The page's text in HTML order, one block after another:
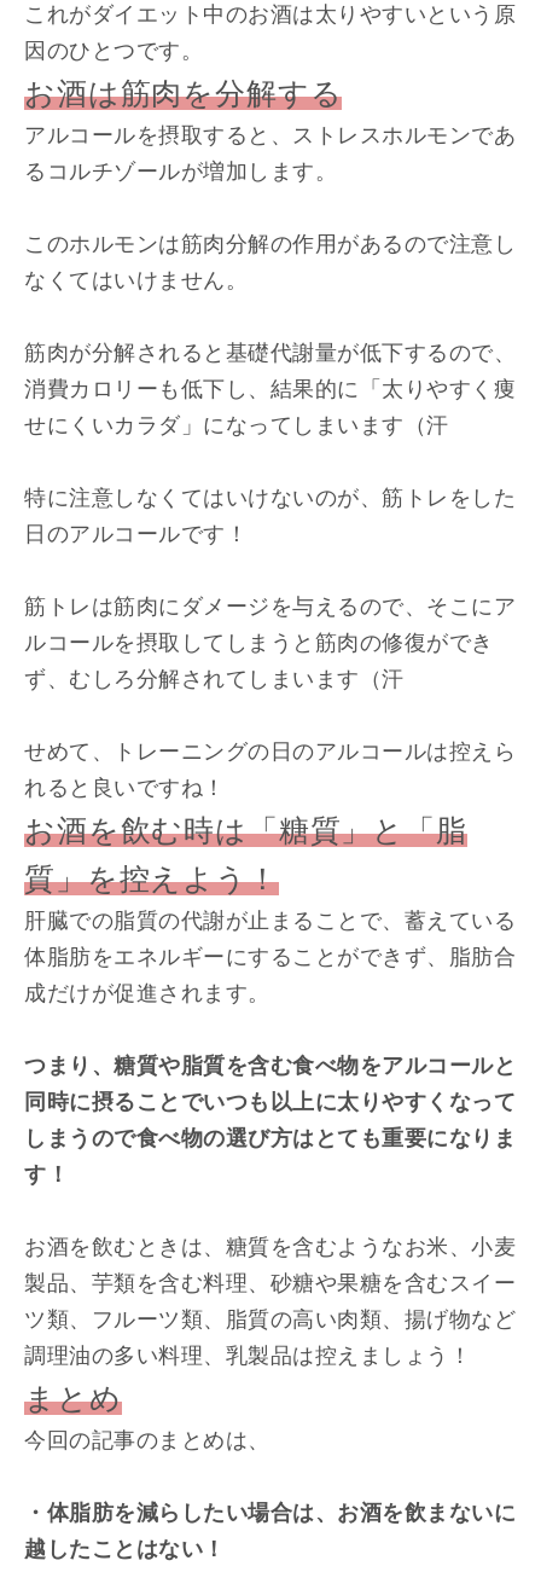
これがダイエット中のお酒は太りやすいという原
因のひとつです。
お酒は筋肉を分解する
アルコールを摂取すると、ストレスホルモンであ
るコルチゾールが増加します。
このホルモンは筋肉分解の作用があるので注意し
なくてはいけません。
筋肉が分解されると基礎代謝量が低下するので、
消費カロリーも低下し、結果的に「太りやすく痩
せにくいカラダ」になってしまいます（汗
特に注意しなくてはいけないのが、筋トレをした
日のアルコールです！
筋トレは筋肉にダメージを与えるので、そこにア
ルコールを摂取してしまうと筋肉の修復ができ
ず、むしろ分解されてしまいます（汗
せめて、トレーニングの日のアルコールは控えら
れると良いですね！
お酒を飲む時は「糖質」と「脂
質」を控えよう！
肝臓での脂質の代謝が止まることで、蓄えている
体脂肪をエネルギーにすることができず、脂肪合
成だけが促進されます。
つまり、糖質や脂質を含む食べ物をアルコールと
同時に摂ることでいつも以上に太りやすくなって
しまうので食べ物の選び方はとても重要になりま
す！
お酒を飲むときは、糖質を含むようなお米、小麦
製品、芋類を含む料理、砂糖や果糖を含むスイー
ツ類、フルーツ類、脂質の高い肉類、揚げ物など
調理油の多い料理、乳製品は控えましょう！
まとめ
今回の記事のまとめは、
・体脂肪を減らしたい場合は、お酒を飲まないに
越したことはない！